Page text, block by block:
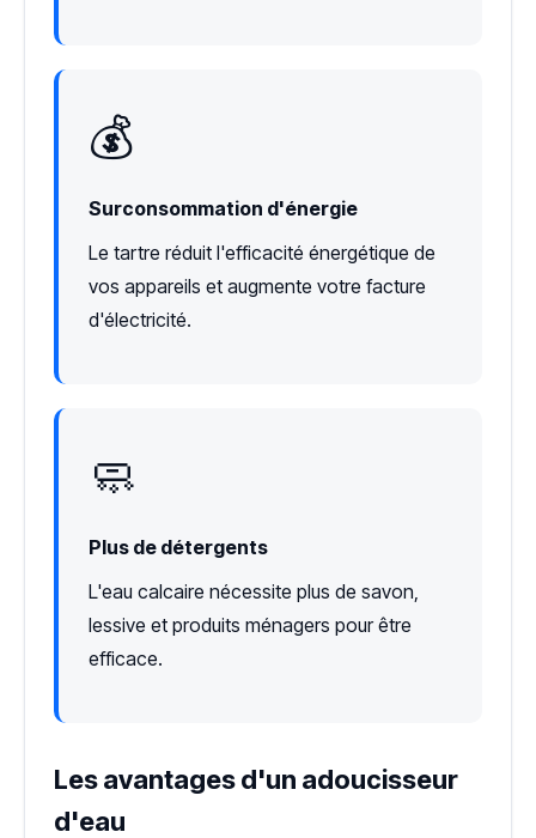
💰
Surconsommation d'énergie
Le tartre réduit l'efficacité énergétique de
vos appareils et augmente votre facture
d'électricité.
🧼
Plus de détergents
L'eau calcaire nécessite plus de savon,
lessive et produits ménagers pour être
efficace.
Les avantages d'un adoucisseur
d'eau